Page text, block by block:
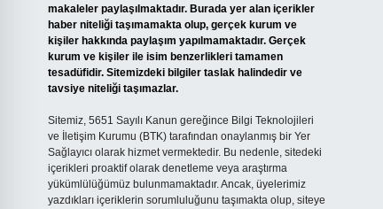
makaleler paylaşılmaktadır. Burada yer alan içerikler
haber niteliği taşımamakta olup, gerçek kurum ve
kişiler hakkında paylaşım yapılmamaktadır. Gerçek
kurum ve kişiler ile isim benzerlikleri tamamen
tesadüfidir. Sitemizdeki bilgiler taslak halindedir ve
tavsiye niteliği taşımazlar.
Sitemiz, 5651 Sayılı Kanun gereğince Bilgi Teknolojileri
ve İletişim Kurumu (BTK) tarafından onaylanmış bir Yer
Sağlayıcı olarak hizmet vermektedir. Bu nedenle, sitedeki
içerikleri proaktif olarak denetleme veya araştırma
yükümlülüğümüz bulunmamaktadır. Ancak, üyelerimiz
yazdıkları içeriklerin sorumluluğunu taşımakta olup, siteye